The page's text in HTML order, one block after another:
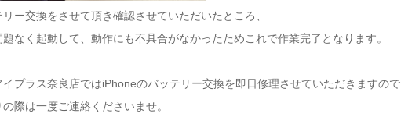
ー交換をさせて頂き確認させていただいたところ、
題なく起動して、動作にも不具合がなかったためこれで作業完了となります。
イプラス奈良店ではiPhoneのバッテリー交換を即日修理させていただきますので
の際は一度ご連絡くださいませ。